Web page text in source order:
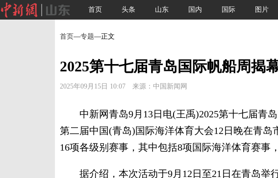
首页 头条 山东 国内 国际 图片
首页—专题—正文
2025第十七届青岛国际帆船周揭
2025年09月15日 10:07 来源：中国新闻网
中新网青岛9月13日电(王禹)2025第十七届青岛
第二届中国(青岛)国际海洋体育大会12日晚在青岛
16项各级别赛事，其中包括8项国际海洋体育赛事
据介绍，本次活动于9月12日至21日在青岛举